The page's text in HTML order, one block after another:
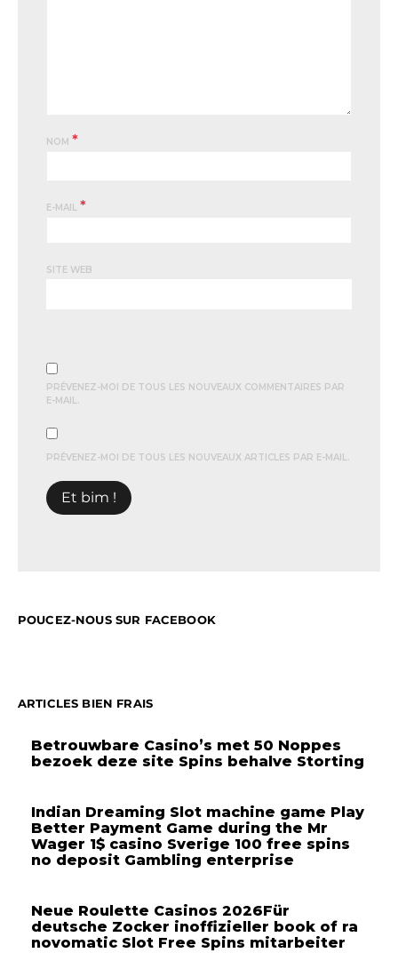
NOM *
E-MAIL *
SITE WEB
PRÉVENEZ-MOI DE TOUS LES NOUVEAUX COMMENTAIRES PAR
E-MAIL.
PRÉVENEZ-MOI DE TOUS LES NOUVEAUX ARTICLES PAR E-MAIL.
POUCEZ-NOUS SUR FACEBOOK
ARTICLES BIEN FRAIS
Betrouwbare Casino’s met 50 Noppes
bezoek deze site Spins behalve Storting
Indian Dreaming Slot machine game Play
Better Payment Game during the Mr
Wager 1$ casino Sverige 100 free spins
no deposit Gambling enterprise
Neue Roulette Casinos 2026Für
deutsche Zocker inoffizieller book of ra
novomatic Slot Free Spins mitarbeiter